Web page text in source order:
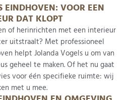
EINDHOVEN: VOOR EEN
DAT KLOPT
of herinrichten met een interieur
uitstraalt? Met professioneel
helpt Jolanda Vogels u om van
geheel te maken. Of het nu gaat
voor één specifieke ruimte: wij
met u mee.